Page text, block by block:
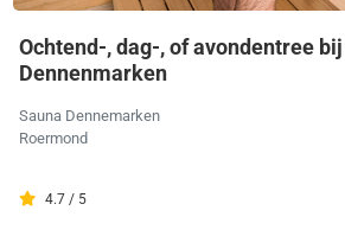
Ochtend-, dag-, of avondentree
Dennenmarken
Sauna Dennemarken
Roermond
4.7 / 5